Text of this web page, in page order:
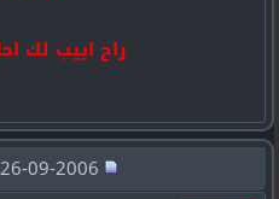
راح اييب لك